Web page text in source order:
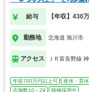
給与 【年収】430
勤務地 北海道 旭川市
アクセス ＪＲ富良野線
年収700万円以上可 産休・育
店舗数10～29
積極採用中